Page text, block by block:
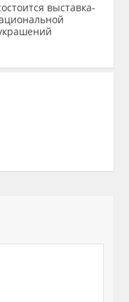
выставка-